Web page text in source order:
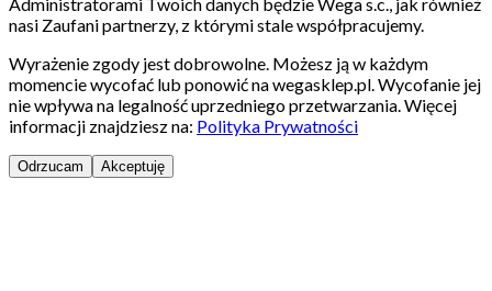
nasi Zaufani partnerzy, z którymi stale współpracujemy.
Wyrażenie zgody jest dobrowolne. Możesz ją w każdym
momencie wycofać lub ponowić na wegasklep.pl. Wycofanie jej
nie wpływa na legalność uprzedniego przetwarzania. Więcej
informacji znajdziesz na: Polityka Prywatności
Odrzucam Akceptuję